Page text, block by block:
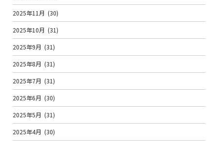
2025年11月 (30)
2025年10月 (31)
2025年9月 (31)
2025年8月 (31)
2025年7月 (31)
2025年6月 (30)
2025年5月 (31)
2025年4月 (30)